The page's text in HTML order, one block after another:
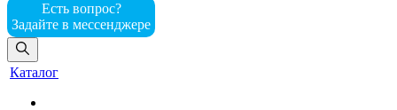
Есть вопрос?
Задайте в мессенджере
Каталог